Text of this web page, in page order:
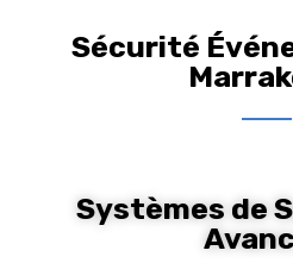
Sécurité
Systèmes de